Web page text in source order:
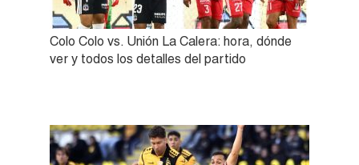
Colo Colo vs. Unión La Calera: hora, dónde
ver y todos los detalles del partido